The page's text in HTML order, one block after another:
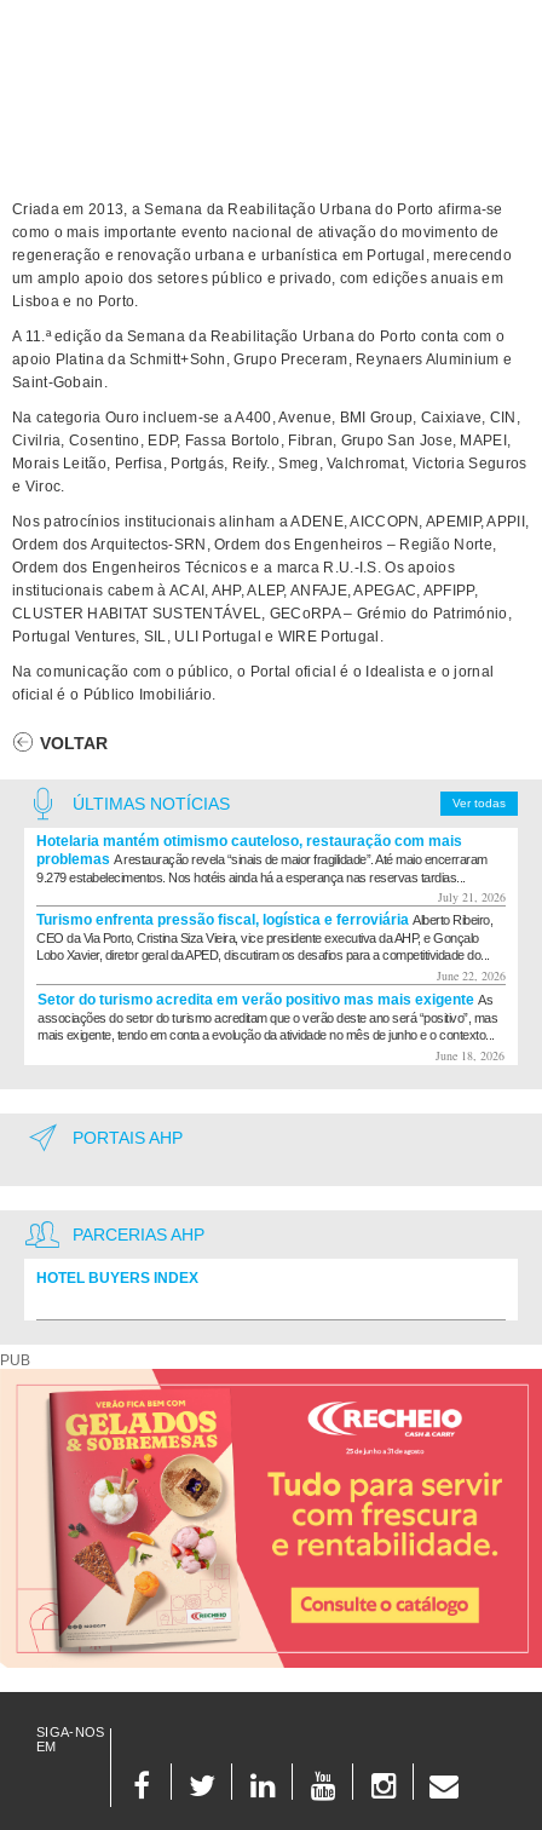
Criada em 2013, a Semana da Reabilitação Urbana do Porto afirma-se
como o mais importante evento nacional de ativação do movimento de
regeneração e renovação urbana e urbanística em Portugal, merecendo
um amplo apoio dos setores público e privado, com edições anuais em
Lisboa e no Porto.
A 11.ª edição da Semana da Reabilitação Urbana do Porto conta com o
apoio Platina da Schmitt+Sohn, Grupo Preceram, Reynaers Aluminium e
Saint-Gobain.
Na categoria Ouro incluem-se a A400, Avenue, BMI Group, Caixiave, CIN,
Civilria, Cosentino, EDP, Fassa Bortolo, Fibran, Grupo San Jose, MAPEI,
Morais Leitão, Perfisa, Portgás, Reify., Smeg, Valchromat, Victoria Seguros
e Viroc.
Nos patrocínios institucionais alinham a ADENE, AICCOPN, APEMIP, APPII,
Ordem dos Arquitectos-SRN, Ordem dos Engenheiros – Região Norte,
Ordem dos Engenheiros Técnicos e a marca R.U.-I.S. Os apoios
institucionais cabem à ACAI, AHP, ALEP, ANFAJE, APEGAC, APFIPP,
CLUSTER HABITAT SUSTENTÁVEL, GECoRPA – Grémio do Património,
Portugal Ventures, SIL, ULI Portugal e WIRE Portugal.
Na comunicação com o público, o Portal oficial é o Idealista e o jornal
oficial é o Público Imobiliário.
VOLTAR
Ver todas
ÚLTIMAS NOTÍCIAS
Hotelaria mantém otimismo cauteloso, restauração com mais
problemas A restauração revela “sinais de maior fragilidade”. Até maio encerraram
9.279 estabelecimentos. Nos hotéis ainda há a esperança nas reservas tardias...
July 21, 2026
Turismo enfrenta pressão fiscal, logística e ferroviária Alberto Ribeiro,
CEO da Via Porto, Cristina Siza Vieira, vice presidente executiva da AHP, e Gonçalo
Lobo Xavier, diretor geral da APED, discutiram os desafios para a competitividade do...
June 22, 2026
Setor do turismo acredita em verão positivo mas mais exigente As
associações do setor do turismo acreditam que o verão deste ano será “positivo”, mas
mais exigente, tendo em conta a evolução da atividade no mês de junho e o contexto...
June 18, 2026
PORTAIS AHP
PARCERIAS AHP
HOTEL BUYERS INDEX
PUB
SIGA-NOS
EM